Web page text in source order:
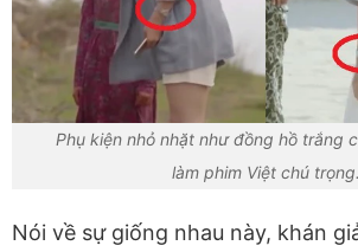
Phụ kiện nhỏ nhặt như đồng hồ trắng
làm phim Việt chú trọng.
Nói về sự giống nhau này, khán